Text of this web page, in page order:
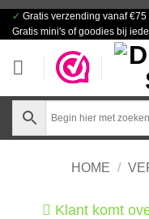
Ga
naar
inhoud
✓ Gratis verzending vanaf €75
Gratis mini's of goodies bij
HOME /
Klant komt